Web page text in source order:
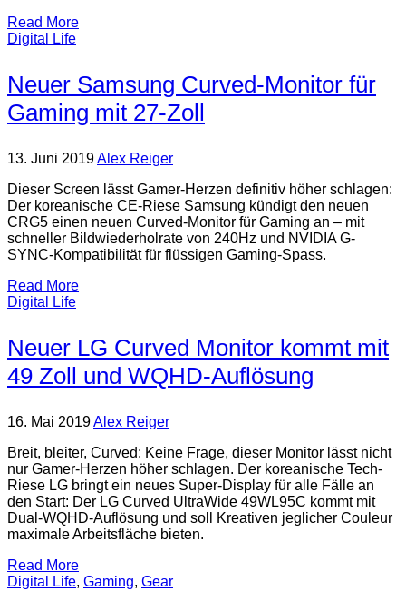
Read More
Digital Life
Neuer Samsung Curved-Monitor für
Gaming mit 27-Zoll
13. Juni 2019Alex Reiger
Dieser Screen lässt Gamer-Herzen definitiv höher schlagen:
Der koreanische CE-Riese Samsung kündigt den neuen
CRG5 einen neuen Curved-Monitor für Gaming an – mit
schneller Bildwiederholrate von 240Hz und NVIDIA G-
SYNC-Kompatibilität für flüssigen Gaming-Spass.
Read More
Digital Life
Neuer LG Curved Monitor kommt mit
49 Zoll und WQHD-Auflösung
16. Mai 2019Alex Reiger
Breit, bleiter, Curved: Keine Frage, dieser Monitor lässt nicht
nur Gamer-Herzen höher schlagen. Der koreanische Tech-
Riese LG bringt ein neues Super-Display für alle Fälle an
den Start: Der LG Curved UltraWide 49WL95C kommt mit
Dual-WQHD-Auflösung und soll Kreativen jeglicher Couleur
maximale Arbeitsfläche bieten.
Read More
Digital Life, Gaming, Gear